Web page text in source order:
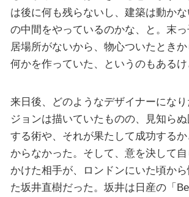
は後に何も残らないし、建築は動か
の中間をやっているのかな、と。末
居場所がないから、物心ついたとき
何かを作っていた、というのもあるけ
来日後、どのようなデザイナーにな
ジョンは描いていたものの、見知ら
する術や、それが果たして成功する
からなかった。そして、意を決して
かけた相手が、ロンドンにいた頃か
た坂井直樹だった。坂井は日産の「